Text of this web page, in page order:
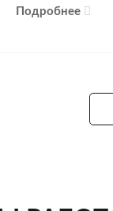
Подробнее